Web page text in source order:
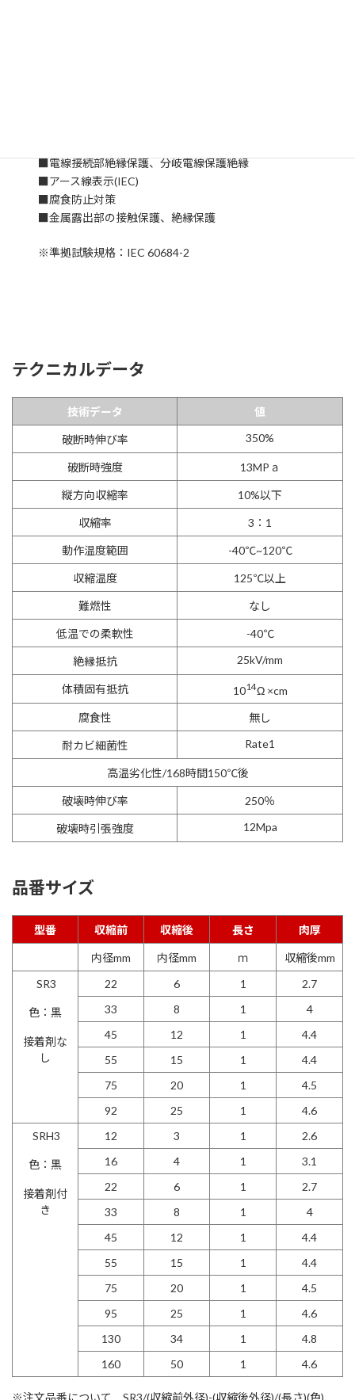
■電線接続部絶縁保護、分岐電線保護絶縁
■アース線表示(IEC)
■腐食防止対策
■金属露出部の接触保護、絶縁保護
※準拠試験規格：IEC 60684-2
テクニカルデータ
技術データ 値
破断時伸び率 350%
破断時強度 13MPａ
縦方向収縮率 10%以下
収縮率 3：1
動作温度範囲 -40℃~120℃
収縮温度 125℃以上
難燃性 なし
低温での柔軟性 -40℃
絶縁抵抗 25kV/mm
体積固有抵抗 1014Ω ×cm
腐食性 無し
耐カビ細菌性 Rate1
高温劣化性/168時間150℃後
破壊時伸び率 250％
破壊時引張強度 12Mpa
品番サイズ
型番 収縮前 収縮後 長さ 肉厚
内径mm 内径mm ｍ
収縮後mm
SR3
色：黒
接着剤な
し
22 6 1
2.7
33
8 1
4
45
12 1
4.4
55
15 1
4.4
75
20 1
4.5
92
25 1
4.6
SRH3
色：黒
接着剤付
き
12 3 1
2.6
16
4 1
3.1
22
6 1
2.7
33
8 1
4
45
12 1
4.4
55
15 1
4.4
75
20 1
4.5
95
25 1
4.6
130
34 1
4.8
160
50 1 4.6
※注文品番について SR3/(収縮前外径)-(収縮後外径)/(長さ)(色)